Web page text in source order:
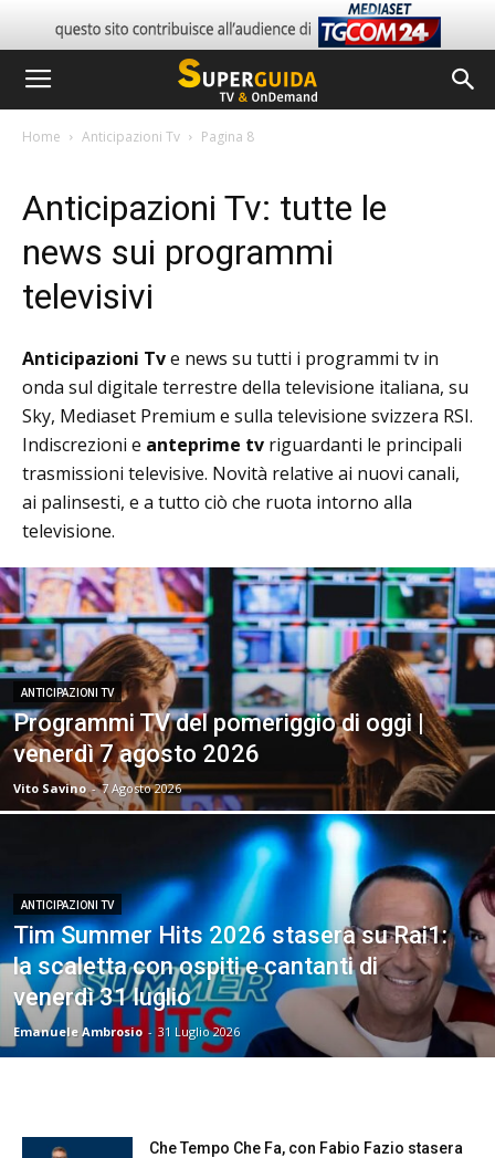
Home Anticipazioni Tv Pagina 8
Anticipazioni Tv: tutte le
news sui programmi
televisivi
Anticipazioni Tve news su tutti i programmi tv in
onda sul digitale terrestre della televisione italiana, su
Sky, Mediaset Premium e sulla televisione svizzera RSI.
Indiscrezioni e anteprime tv riguardanti le principali
trasmissioni televisive. Novità relative ai nuovi canali,
ai palinsesti, e a tutto ciò che ruota intorno alla
televisione.
ANTICIPAZIONI TV
Programmi TV del pomeriggio di oggi |
venerdì 7 agosto 2026
Vito Savino - 7 Agosto 2026
ANTICIPAZIONI TV
Tim Summer Hits 2026 stasera su Rai1:
la scaletta con ospiti e cantanti di
venerdì 31 luglio
Emanuele Ambrosio - 31 Luglio 2026
Che Tempo Che Fa, con Fabio Fazio stasera